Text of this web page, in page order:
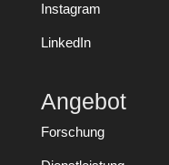
Instagram
LinkedIn
Angebot
Forschung